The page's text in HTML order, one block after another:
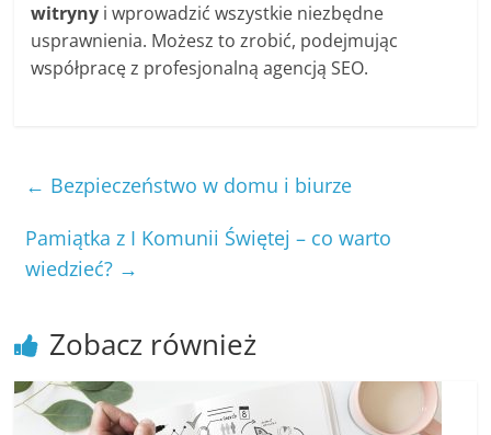
witryny i wprowadzić wszystkie niezbędne
usprawnienia. Możesz to zrobić, podejmując
współpracę z profesjonalną agencją SEO.
← Bezpieczeństwo w domu i biurze
Pamiątka z I Komunii Świętej – co warto
wiedzieć? →
Zobacz również